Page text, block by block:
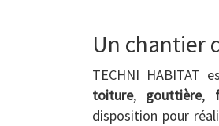
Un chantier
TECHNI HABITAT
toiture, gouttière,
disposition pour